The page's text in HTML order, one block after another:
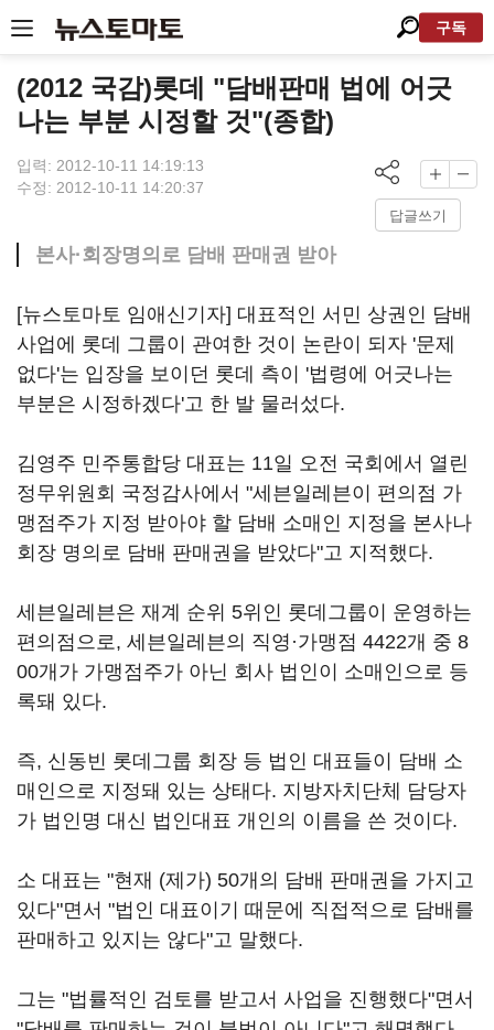
구독
(2012 국감)롯데 "담배판매 법에 어긋
나는 부분 시정할 것"(종합)
입력: 2012-10-11 14:19:13
수정: 2012-10-11 14:20:37
답글쓰기
본사·회장명의로 담배 판매권 받아
[뉴스토마토 임애신기자] 대표적인 서민 상권인 담배
사업에 롯데 그룹이 관여한 것이 논란이 되자 '문제
없다'는 입장을 보이던 롯데 측이 '법령에 어긋나는
부분은 시정하겠다'고 한 발 물러섰다.
김영주 민주통합당 대표는 11일 오전 국회에서 열린
정무위원회 국정감사에서 "세븐일레븐이 편의점 가
맹점주가 지정 받아야 할 담배 소매인 지정을 본사나
회장 명의로 담배 판매권을 받았다"고 지적했다.
세븐일레븐은 재계 순위 5위인 롯데그룹이 운영하는
편의점으로, 세븐일레븐의 직영·가맹점 4422개 중 8
00개가 가맹점주가 아닌 회사 법인이 소매인으로 등
록돼 있다.
즉, 신동빈 롯데그룹 회장 등 법인 대표들이 담배 소
매인으로 지정돼 있는 상태다. 지방자치단체 담당자
가 법인명 대신 법인대표 개인의 이름을 쓴 것이다.
소 대표는 "현재 (제가) 50개의 담배 판매권을 가지고
있다"면서 "법인 대표이기 때문에 직접적으로 담배를
판매하고 있지는 않다"고 말했다.
그는 "법률적인 검토를 받고서 사업을 진행했다"면서